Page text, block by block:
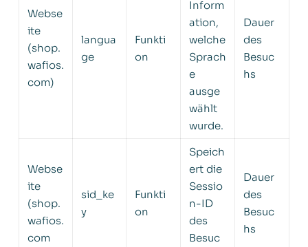
Webse
ite
(shop.
wafios.
com)
langua
ge
Funkti
on
Inform
ation,
welche
Sprach
e
ausge
wählt
wurde.
Dauer
des
Besuc
hs
Webse
ite
(shop.
wafios.
com
sid_ke
y
Funkti
on
Speich
ert die
Sessio
n-ID
des
Besuc
Dauer
des
Besuc
hs